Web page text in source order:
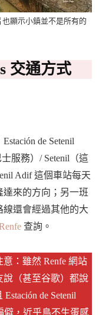
顯示小鎮並不是所有的
交通方式
de Setenil
服務）/ Setenil（這
Adif 這個車站每天
來的方向；另一班
還會經過其他的大
查詢。
：雖然 Renfe 網站
說（甚至谷歌）都說
de Setenil
僻，近乎鳥不生蛋感